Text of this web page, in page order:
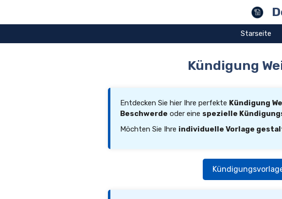
springen
Starseite
Kündigung
Entdecken Sie hier Ihre perfekte Kündigung
Beschwerde oder eine spezielle
Möchten Sie Ihre individuelle Vorlage